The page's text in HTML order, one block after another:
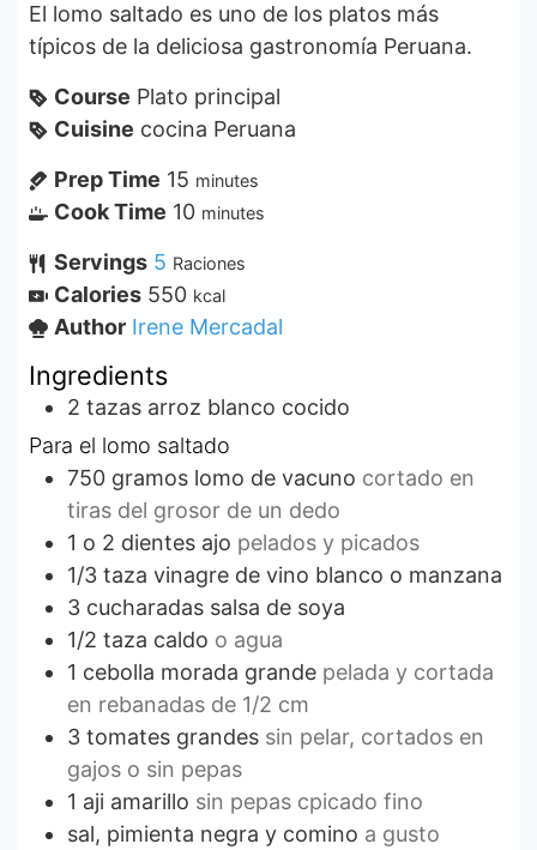
El lomo saltado es uno de los platos más
típicos de la deliciosa gastronomía Peruana.
Course Plato principal
Cuisine cocina Peruana
Prep Time 15 minutes
Cook Time 10 minutes
Servings 5 Raciones
Calories 550 kcal
Author Irene Mercadal
Ingredients
2 tazas arroz blanco cocido
Para el lomo saltado
750 gramos lomo de vacuno cortado en
tiras del grosor de un dedo
1 o 2 dientes ajo pelados y picados
1/3 taza vinagre de vino blanco o manzana
3 cucharadas salsa de soya
1/2 taza caldo o agua
1 cebolla morada grande pelada y cortada
en rebanadas de 1/2 cm
3 tomates grandes sin pelar, cortados en
gajos o sin pepas
1 aji amarillo sin pepas cpicado fino
sal, pimienta negra y comino a gusto